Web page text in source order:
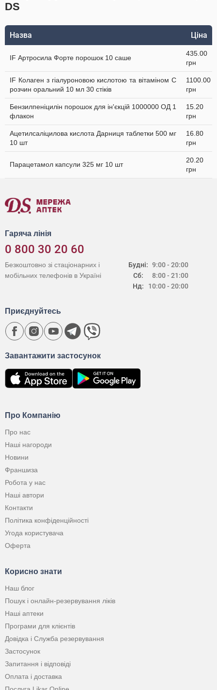
DS
Назва Ціна
IF Артросила Форте порошок 10 саше
435.00
грн
IF Колаген з гіалуроновою кислотою та вітаміном C
розчин оральний 10 мл 30 стіків
1100.00
грн
Бензилпеніцилін порошок для ін'єкцій 1000000 ОД 1
флакон
15.20
грн
Ацетилсаліцилова кислота Дарниця таблетки 500 мг
10 шт
16.80
грн
Парацетамол капсули 325 мг 10 шт
20.20
грн
Гаряча лінія
0 800 30 20 60
Будні:
Сб:
Нд:
9:00 - 20:00
8:00 - 21:00
10:00 - 20:00
Безкоштовно зі стаціонарних і
мобільних телефонів в Україні
Про Компанію
Про нас
Наші нагороди
Новини
Франшиза
Робота у нас
Наші автори
Контакти
Політика конфіденційності
Угода користувача
Оферта
Корисно знати
Наш блог
Пошук і онлайн-резервування ліків
Наші аптеки
Програми для клієнтів
Довідка і Служба резервування
Застосунок
Запитання і відповіді
Оплата і доставка
Завантажити застосунок
Приєднуйтесь